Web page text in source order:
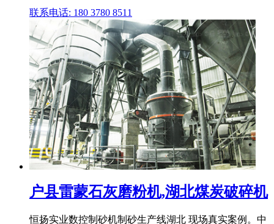
联系电话: 180 3780 8511
户县雷蒙石灰磨粉机,湖北煤炭破碎机
恒扬实业数控制砂机制砂生产线湖北 现场真实案例。中